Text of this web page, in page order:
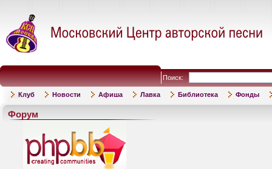
Поиск:
Клуб Новости Афиша Лавка Библиотека Фонды
Форум